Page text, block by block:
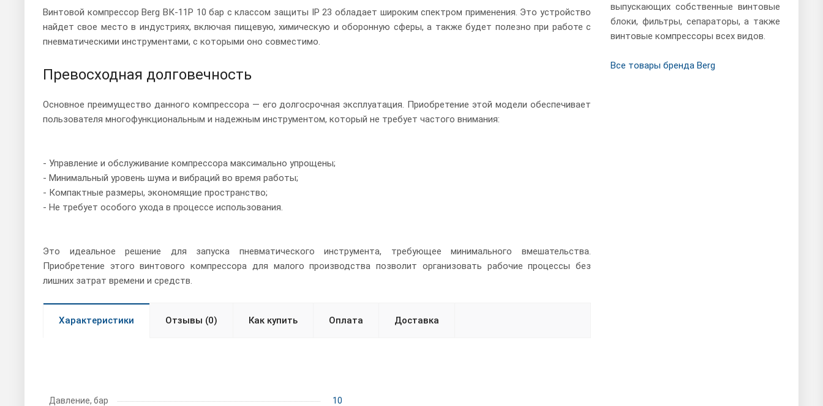
Винтовой компрессор Berg ВК-11Р 10 бар с классом защиты IP 23 обладает широким спектром применения. Это устройство
найдет свое место в индустриях, включая пищевую, химическую и оборонную сферы, а также будет полезно при работе с
пневматическими инструментами, с которыми оно совместимо.
Превосходная долговечность
Основное преимущество данного компрессора — его долгосрочная эксплуатация. Приобретение этой модели обеспечивает
пользователя многофункциональным и надежным инструментом, который не требует частого внимания:
- Управление и обслуживание компрессора максимально упрощены;
- Минимальный уровень шума и вибраций во время работы;
- Компактные размеры, экономящие пространство;
- Не требует особого ухода в процессе использования.
Это идеальное решение для запуска пневматического инструмента, требующее минимального вмешательства.
Приобретение этого винтового компрессора для малого производства позволит организовать рабочие процессы без
лишних затрат времени и средств.
Характеристики Отзывы (0) Как купить Оплата Доставка
Давление, бар
10
выпускающих собственные винтовые
блоки, фильтры, сепараторы, а также
винтовые компрессоры всех видов.
Все товары бренда Berg